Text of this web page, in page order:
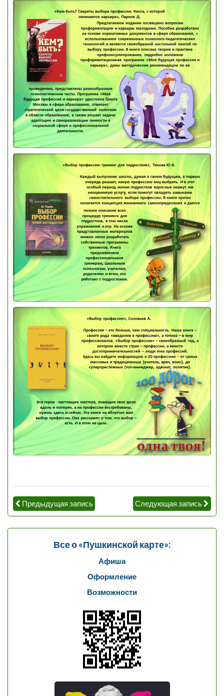
Предыдущая запись Следующая запись
Все о «Пушкинской карте»:
Афиша
Оформление
Возможности